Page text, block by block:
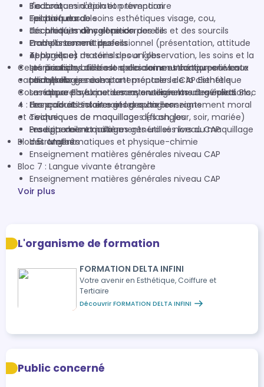
Bio contamination et prévention
Techniques de soins esthétiques visage, cou,
décolleté, mains et pieds
Produits cosmétiques
Appareils et matériels pour l'observation, les soins et la
stérilisation
La mélano genèse
La nature physique des rayonnements ultraviolets
Les produits solaires et les auto bronzants
Techniques de maquillages (flash, jour, soir, mariée)
Produits de maquillage
Instruments
Techniques d'épilation temporaire
Epilation durable
Techniques de coloration des cils et des sourcils
Embellissement des cils
Techniques de soins des ongles
Les produits utilisés lors des soins esthétiques liés aux
phanères
Les appareils et instruments utilisés lors des épilations,
des colorations et soins des ongles
Techniques de maquillage des ongles
Les appareils et instruments utilisés lors du maquillage
des ongles
L'odorat
Les parfums
Les produits d'hygiène corporelle
Comportement professionnel (présentation, attitude
et hygiène)
Les principes de base de la communication en vente
Les typologies comportementales de la clientèle
Ce parcours hybride est spécialement conçu pour les
candidats libres souhaitant préparer le CAP Esthétique
Cosmétique Parfumerie sans enseignement général. Bloc
4 : Français et Histoire-géographie-enseignement moral
et civique
Enseignement matières générales niveau CAP
Bloc 5 : Mathématiques et physique-chimie
Enseignement matières générales niveau CAP
Bloc 7 : Langue vivante étrangère
Enseignement matières générales niveau CAP
Voir plus
L'organisme de formation
FORMATION DELTA INFINI
Votre avenir en Esthétique, Coiffure et
Tertiaire
Découvrir FORMATION DELTA INFINI
Public concerné